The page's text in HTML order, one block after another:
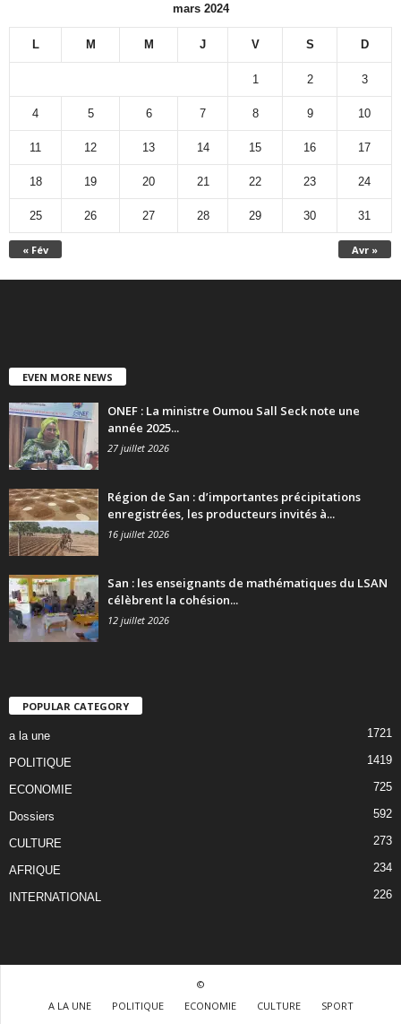
mars 2024
L M M J V S D
« Fév Avr »
1 2 3
4 5 6 7 8 9 10
11 12 13 14 15 16 17
18 19 20 21 22 23 24
25 26 27 28 29 30 31
EVEN MORE NEWS
ONEF : La ministre Oumou Sall Seck note une
année 2025...
27 juillet 2026
Région de San : d’importantes précipitations
enregistrées, les producteurs invités à...
16 juillet 2026
San : les enseignants de mathématiques du LSAN
célèbrent la cohésion...
12 juillet 2026
POPULAR CATEGORY
a la une 1721
POLITIQUE 1419
ECONOMIE 725
Dossiers 592
CULTURE 273
AFRIQUE 234
INTERNATIONAL 226
©
A LA UNE
POLITIQUE ECONOMIE CULTURE
SPORT